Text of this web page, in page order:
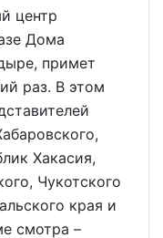
центр
Дома
примет
раз. В этом
Хакасия,
Чукотского
края и
смотра –